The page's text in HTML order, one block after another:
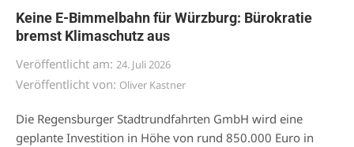
Keine E-Bimmelbahn für Würzburg: Bürokratie
bremst Klimaschutz aus
Veröffentlicht am: 24. Juli 2026
Veröffentlicht von: Oliver Kastner
Die Regensburger Stadtrundfahrten GmbH wird eine
geplante Investition in Höhe von rund 850.000 Euro in